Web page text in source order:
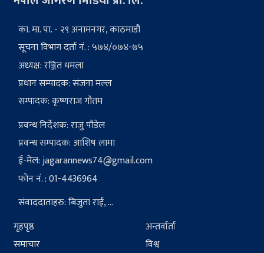
का. मा. पा. - २९ अनामनगर, काठमाडौं
सूचना विभाग दर्ता नं. : ५७४/०७४-७५
अध्यक्ष: रञ्जित धमला
प्रधान सम्पादक: संजना मल्ल
सम्पादक: कृष्णराज गौतम
प्रवन्ध निर्देशक: राजु पौडेल
प्रवन्ध सम्पादक: आशिष लामा
ई-मेल:jagarannews74@gmail.com
फोन नं. : 01-4436964
संवाददाताहरु: बिजुता राई, ...
गृहपृष्ठ
समाचार
अन्तर्वार्ता
विश्व